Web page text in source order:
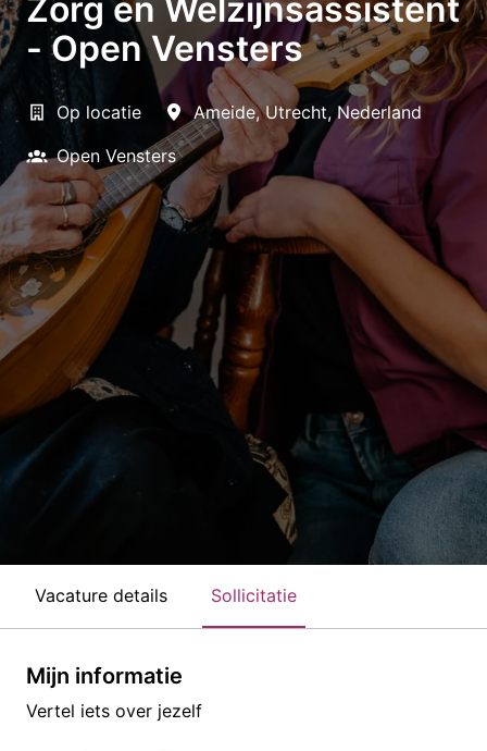
Zorg en Welzijnsassistent
- Open Vensters
Op locatie Ameide, Utrecht, Nederland
Open Vensters
Vacature details Sollicitatie
Mijn informatie
Vertel iets over jezelf